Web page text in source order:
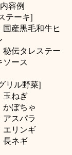
容例
テーキ]
国産黒毛和牛ヒ
秘伝タレステー
ソース
リル野菜]
玉ねぎ
かぼちゃ
アスパラ
エリンギ
長ネギ